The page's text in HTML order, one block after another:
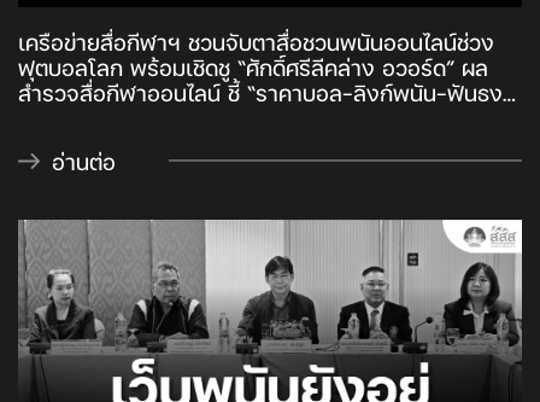
เครือข่ายสื่อกีฬาฯ ชวนจับตาสื่อชวนพนันออนไลน์ช่วง
ฟุตบอลโลก พร้อมเชิดชู “ศักดิ์ศรีลีคล่าง อวอร์ด” ผล
สำรวจสื่อกีฬาออนไลน์ ชี้ “ราคาบอล–ลิงก์พนัน–ฟันธง”
สร้างแรงบันดาลใจฟุตบอลไทยลีก 3
อ่านต่อ